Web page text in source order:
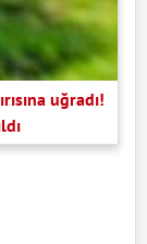
uğradı!